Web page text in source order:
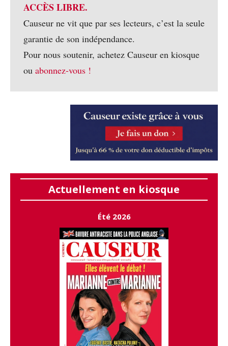
ACCÈS LIBRE.
Causeur ne vit que par ses lecteurs, c’est la seule
garantie de son indépendance.
Pour nous soutenir, achetez Causeur en kiosque
ou abonnez-vous !
Actuellement en kiosque
Été 2026